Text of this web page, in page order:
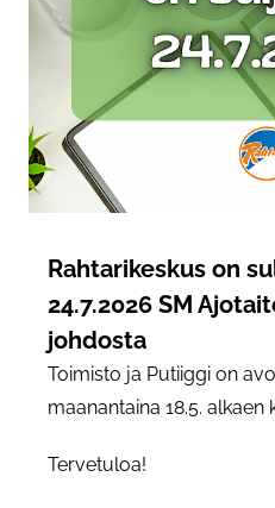
Rahtarikeskus on
24.7.2026 SM
johdosta
Toimisto ja Putiiggi on
maanantaina 18.5. alkaen
Tervetuloa!